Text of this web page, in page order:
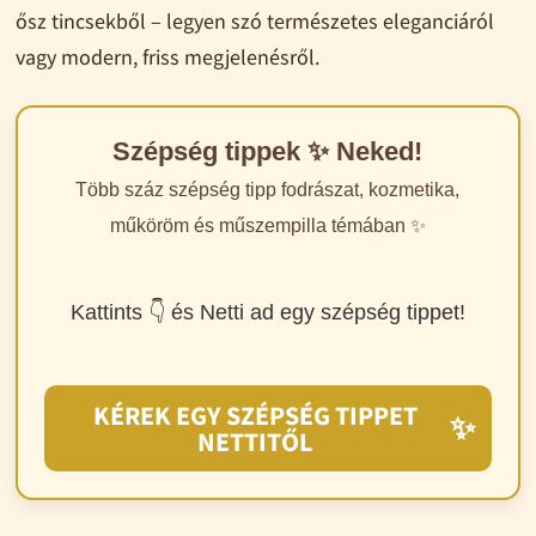
ősz tincsekből – legyen szó természetes eleganciáról
vagy modern, friss megjelenésről.
Szépség tippek ✨ Neked!
Több száz szépség tipp fodrászat, kozmetika,
műköröm és műszempilla témában ✨
Kattints 👇 és Netti ad egy szépség tippet!
KÉREK EGY SZÉPSÉG TIPPET
NETTITŐL ✨